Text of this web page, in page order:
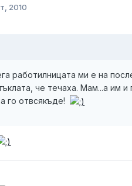
2010
работилницата ми е на
че течаха. Мам...а им и
го отвсякъде!